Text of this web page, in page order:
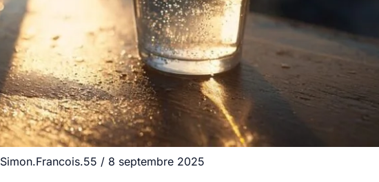
Simon.Francois.55 / 8 septembre 2025